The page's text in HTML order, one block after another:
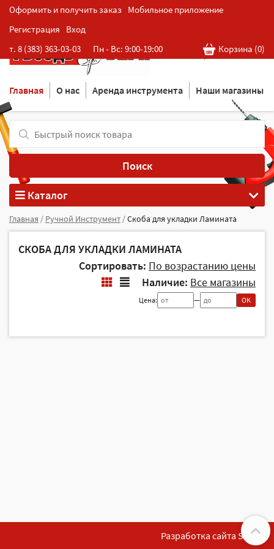
Оформить и получить заказ Мобильное приложение
Регистрация
Вход
т. 8 (383) 363-03-03
Пн - Вс: 9:00-19:00 Корзина (0)
Розничная cеть магазинов
в Новосибирске
Главная О нас Аренда инструмента Наши магазины
Поиск
Каталог
Главная / Ручной Инструмент /Скоба для укладки Ламината
СКОБА ДЛЯ УКЛАДКИ ЛАМИНАТА
Сортировать: По возрастанию цены
Наличие: Все магазины
Цена: — OK
Разработка сайта SoftF1